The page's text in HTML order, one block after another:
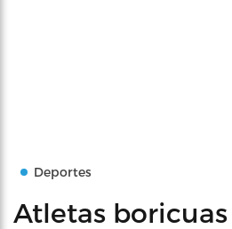
Deportes
Atletas